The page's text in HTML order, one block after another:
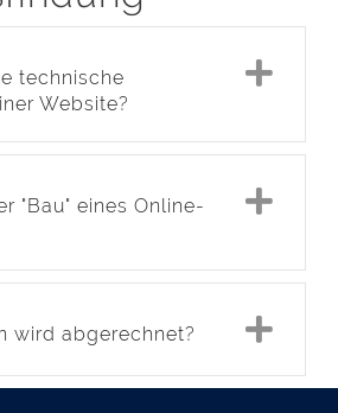
technische
Website?
"Bau" eines Online-
wird abgerechnet?